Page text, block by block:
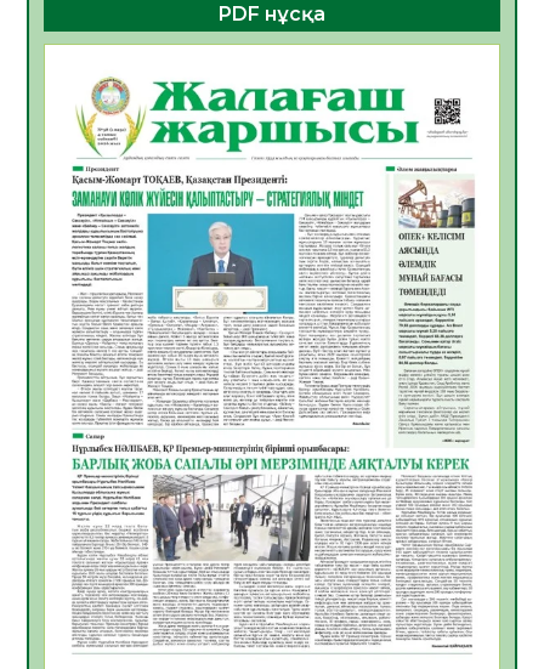
ҚҰРЫЛТАЙ САЙЛАУЫ – БОЛАШАҚҚА
БАСТАР ЖАУАПТЫ ТАҢДАУ
06.08.2026
Инфекциялық ауруларға қарсы иммундау
жұмыстарының тиімділігі
06.08.2026
55
Көкжөтел ауруы туралы
06.08.2026
53
АПВ вакцинасы туралы мәлімет
06.08.2026
52
Open Air: Қызылорда облысы полиция
департаменті 20 мыңнан астам
көрерменнің қауіпсіздігін қамтамасыз етті
06.08.2026
64
ҚЫЗЫЛОРДАДА «САНАЛЫ ҰРПАҚ –
ЖАРҚЫН БОЛАШАҚ» АТТЫ КЕҢЕЙТІЛГЕН
МӘЖІЛІС ӨТТІ
05.08.2026
65
Қазақстан Орталық Азиядағы көшуге ең
PDF нұсқа